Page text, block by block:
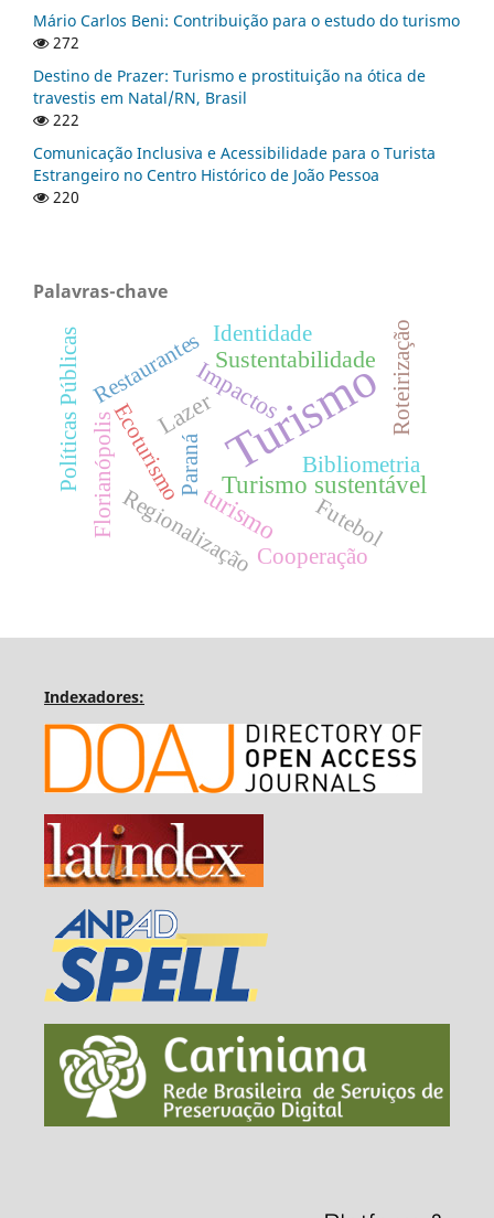
Mário Carlos Beni: Contribuição para o estudo do turismo
272
Destino de Prazer: Turismo e prostituição na ótica de
travestis em Natal/RN, Brasil
222
Comunicação Inclusiva e Acessibilidade para o Turista
Estrangeiro no Centro Histórico de João Pessoa
220
Palavras-chave
Turismo
Turismo sustentável
turismo
Impactos
Lazer
Sustentabilidade
Ecoturismo
FlorianópolisRegionalização
Restaurantes
Paraná
Políticas Públicas Bibliometria
Identidade
Futebol
Roteirização
Cooperação
Indexadores: